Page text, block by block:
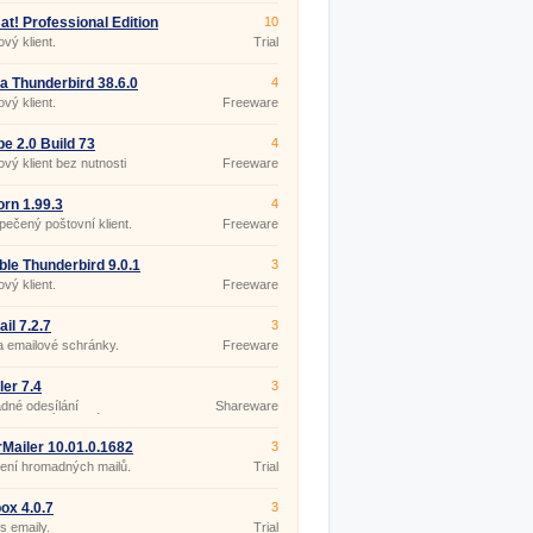
Professional Edition
klient.
10
Trial
Thunderbird 38.6.0
klient.
4
Freeware
2.0 Build 73
klient bez nutnosti
4
Freeware
1.99.3
poštovní klient.
4
Freeware
Thunderbird 9.0.1
klient.
3
Freeware
7.2.7
emailové schránky.
3
Freeware
7.4
odesílání
zpráv.
3
Shareware
10.01.0.1682
hromadných mailů.
3
Trial
4.0.7
emaily.
3
Trial